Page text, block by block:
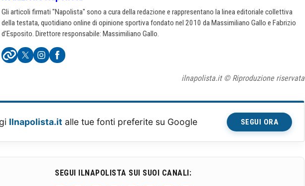
Gli articoli firmati "Napolista" sono a cura della redazione e rappresentano la linea editoriale collettiva
della testata, quotidiano online di opinione sportiva fondato nel 2010 da Massimiliano Gallo e Fabrizio
d'Esposito. Direttore responsabile: Massimiliano Gallo.
ilnapolista.it © Riproduzione riservata
Ilnapolista.it alle tue fonti preferite su Google SEGUI ORA
SEGUI ILNAPOLISTA SUI SUOI CANALI: